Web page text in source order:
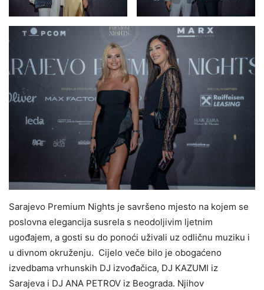
Sarajevo Premium Nights je savršeno mjesto na kojem se
poslovna elegancija susrela s neodoljivim ljetnim
ugođajem, a gosti su do ponoći uživali uz odličnu muziku i
u divnom okruženju. Cijelo veče bilo je obogaćeno
izvedbama vrhunskih DJ izvođačica, DJ KAZUMI iz
Sarajeva i DJ ANA PETROV iz Beograda. Njihov